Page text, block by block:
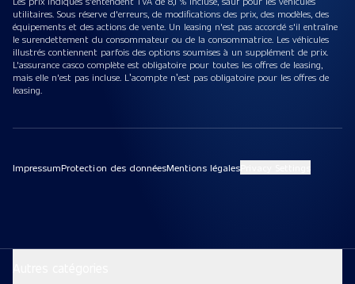
utilitaires. Sous réserve d'erreurs, de modifications des prix, des modèles, des
équipements et des actions de vente. Un leasing n'est pas accordé s'il entraîne
le surendettement du consommateur ou de la consommatrice. Les véhicules
illustrés contiennent parfois des options soumises à un supplément de prix.
L'assurance casco complète est obligatoire pour toutes les offres de leasing,
mais elle n'est pas incluse. L’acompte n’est pas obligatoire pour les offres de
leasing.
ImpressumProtection des donnéesMentions légales